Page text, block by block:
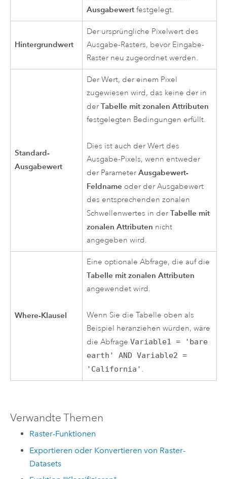
Ausgabewert festgelegt.
Hintergrundwert
Der ursprüngliche Pixelwert des
Ausgabe-Rasters, bevor Eingabe-
Raster neu zugeordnet werden.
Standard-
Ausgabewert
Der Wert, der einem Pixel
zugewiesen wird, das keine der in
derTabelle mit zonalen Attributen
festgelegten Bedingungen erfüllt.
Dies ist auch der Wert des
Ausgabe-Pixels, wenn entweder
der ParameterAusgabewert-
Feldname oder der Ausgabewert
des entsprechenden zonalen
Schwellenwertes in derTabelle mit
zonalen Attributen nicht
angegeben wird.
Where-Klausel
Eine optionale Abfrage, die auf die
Tabelle mit zonalen Attributen
angewendet wird.
Wenn Sie die Tabelle oben als
Beispiel heranziehen würden, wäre
die AbfrageVariable1 = 'bare
earth' AND Variable2 =
'California' .
Verwandte Themen
Raster-Funktionen
Exportieren oder Konvertieren von Raster-
Datasets